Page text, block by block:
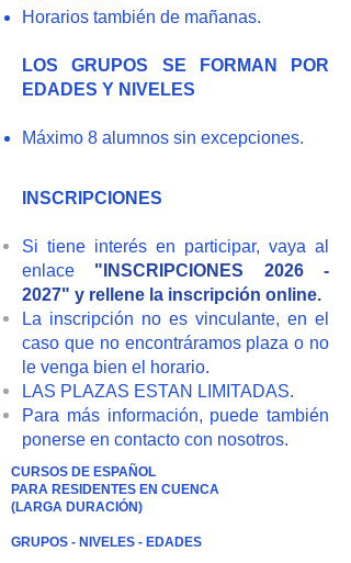
Horarios también de mañanas.
LOS GRUPOS SE FORMAN POR
EDADES Y NIVELES
Máximo 8 alumnos sin excepciones.
INSCRIPCIONES
Si tiene interés en participar, vaya al
enlace "INSCRIPCIONES 2026 -
2027" y rellene la inscripción online.
La inscripción no es vinculante, en el
caso que no encontráramos plaza o no
le venga bien el horario.
LAS PLAZAS ESTAN LIMITADAS.
Para más información, puede también
ponerse en contacto con nosotros.
CURSOS DE ESPAÑOL
PARA RESIDENTES EN CUENCA
(LARGA DURACIÓN)
GRUPOS - NIVELES - EDADES